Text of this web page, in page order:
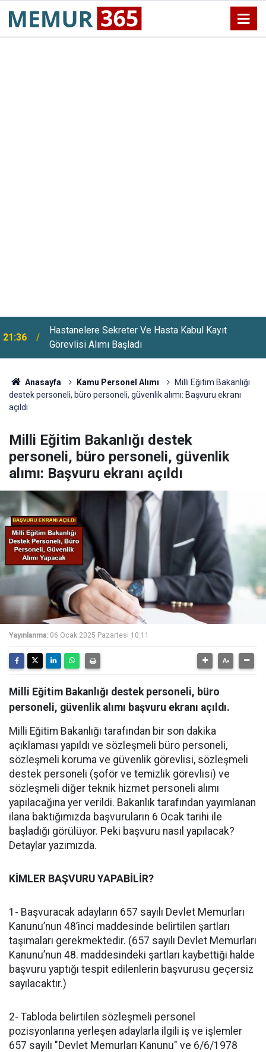
21:36
Hastanelere Sekreter Ve Hasta Kabul Kayıt
Görevlisi Alımı Başladı
Anasayfa Kamu Personel Alımı
Milli Eğitim Bakanlığı
destek personeli, büro personeli, güvenlik alımı: Başvuru ekranı
açıldı
Milli Eğitim Bakanlığı destek
personeli, büro personeli, güvenlik
alımı: Başvuru ekranı açıldı
Yayınlanma: 06 Ocak 2025 Pazartesi 10:11
Milli Eğitim Bakanlığı destek personeli, büro
personeli, güvenlik alımı başvuru ekranı açıldı.
Milli Eğitim Bakanlığı tarafından bir son dakika
açıklaması yapıldı ve sözleşmeli büro personeli,
sözleşmeli koruma ve güvenlik görevlisi, sözleşmeli
destek personeli (şoför ve temizlik görevlisi) ve
sözleşmeli diğer teknik hizmet personeli alımı
yapılacağına yer verildi. Bakanlık tarafından yayımlanan
ilana baktığımızda başvuruların 6 Ocak tarihi ile
başladığı görülüyor. Peki başvuru nasıl yapılacak?
Detaylar yazımızda.
KİMLER BAŞVURU YAPABİLİR?
1- Başvuracak adayların 657 sayılı Devlet Memurları
Kanunu’nun 48’inci maddesinde belirtilen şartları
taşımaları gerekmektedir. (657 sayılı Devlet Memurları
Kanunu’nun 48. maddesindeki şartları kaybettiği halde
başvuru yaptığı tespit edilenlerin başvurusu geçersiz
sayılacaktır.)
2- Tabloda belirtilen sözleşmeli personel
pozisyonlarına yerleşen adaylarla ilgili iş ve işlemler
657 sayılı "Devlet Memurları Kanunu" ve 6/6/1978